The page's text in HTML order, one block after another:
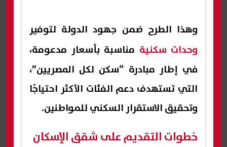
وهذا الطرح ضمن جهود الدولة لتوفير
وحدات سكنية مناسبة بأسعار مدعومة،
في إطار مبادرة “سكن لكل المصريين”،
التي تستهدف دعم الفئات الأكثر احتياجًا
وتحقيق الاستقرار السكني للمواطنين.
خطوات التقديم على شقق الإسكان